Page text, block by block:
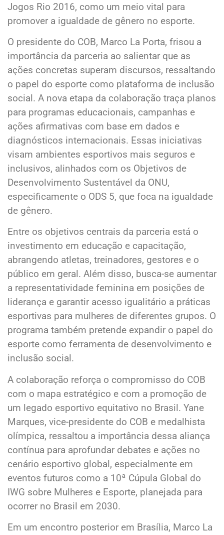
Jogos Rio 2016, como um meio vital para
promover a igualdade de gênero no esporte.
O presidente do COB, Marco La Porta, frisou a
importância da parceria ao salientar que as
ações concretas superam discursos, ressaltando
o papel do esporte como plataforma de inclusão
social. A nova etapa da colaboração traça planos
para programas educacionais, campanhas e
ações afirmativas com base em dados e
diagnósticos internacionais. Essas iniciativas
visam ambientes esportivos mais seguros e
inclusivos, alinhados com os Objetivos de
Desenvolvimento Sustentável da ONU,
especificamente o ODS 5, que foca na igualdade
de gênero.
Entre os objetivos centrais da parceria está o
investimento em educação e capacitação,
abrangendo atletas, treinadores, gestores e o
público em geral. Além disso, busca-se aumentar
a representatividade feminina em posições de
liderança e garantir acesso igualitário a práticas
esportivas para mulheres de diferentes grupos. O
programa também pretende expandir o papel do
esporte como ferramenta de desenvolvimento e
inclusão social.
A colaboração reforça o compromisso do COB
com o mapa estratégico e com a promoção de
um legado esportivo equitativo no Brasil. Yane
Marques, vice-presidente do COB e medalhista
olímpica, ressaltou a importância dessa aliança
contínua para aprofundar debates e ações no
cenário esportivo global, especialmente em
eventos futuros como a 10ª Cúpula Global do
IWG sobre Mulheres e Esporte, planejada para
ocorrer no Brasil em 2030.
Em um encontro posterior em Brasília, Marco La